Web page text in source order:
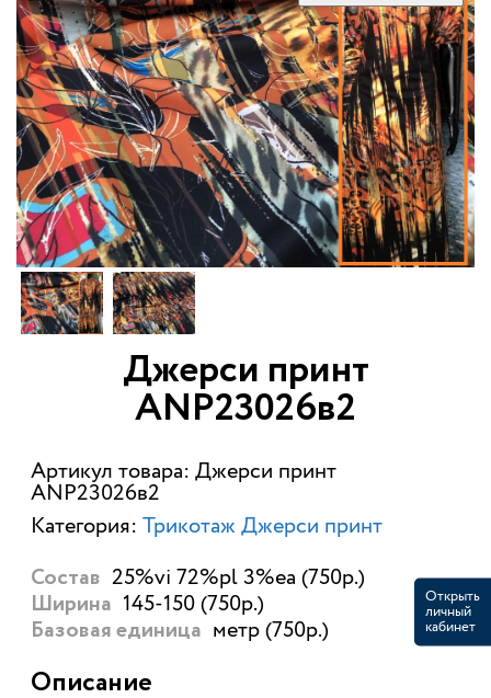
Джерси принт
ANP23026в2
Артикул товара: Джерси принт
ANP23026в2
Категория: Трикотаж Джерси принт
Состав 25%vi 72%pl 3%ea (750р.)
Ширина 145-150 (750р.)
Базовая единица метр (750р.)
Описание
Открыть
личный
кабинет